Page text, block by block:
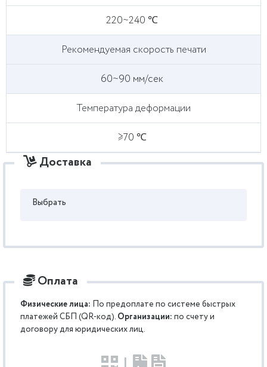
220~240 ℃
Рекомендуемая скорость печати
60~90 мм/сек
Температура деформации
≥70 ℃
Доставка
Выбрать
Оплата
Физические лица: По предоплате по системе быстрых
платежей СБП (QR-код). Организации: по счету и
договору для юридических лиц.